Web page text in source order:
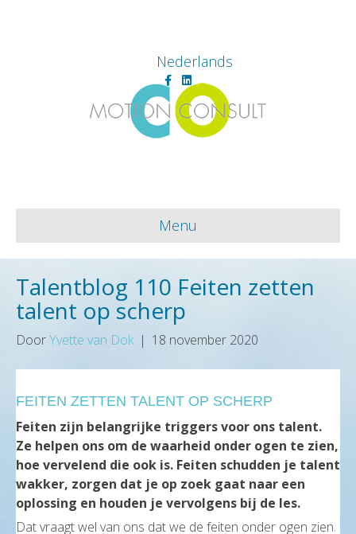
Nederlands
Facebook
Linkedin
Menu
Talentblog 110 Feiten zetten
talent op scherp
DoorYvette van Dok | 18 november 2020
FEITEN ZETTEN TALENT OP SCHERP
Feiten zijn belangrijke triggers voor ons talent.
Ze helpen ons om de waarheid onder ogen te zien,
hoe vervelend die ook is. Feiten schudden je talent
wakker, zorgen dat je op zoek gaat naar een
oplossing en houden je vervolgens bij de les.
Dat vraagt wel van ons dat we de feiten onder ogen zien.